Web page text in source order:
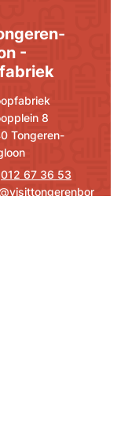
-
8
Tongeren-
012 67 36 53
visittongerenbor